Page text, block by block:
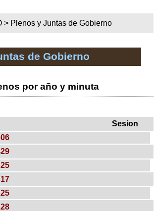
> Plenos y Juntas de Gobierno
de Gobierno
por año y minuta
Sesion